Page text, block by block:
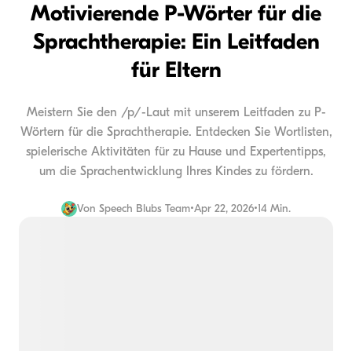
Motivierende P-Wörter für die
Sprachtherapie: Ein Leitfaden
für Eltern
Meistern Sie den /p/-Laut mit unserem Leitfaden zu P-
Wörtern für die Sprachtherapie. Entdecken Sie Wortlisten,
spielerische Aktivitäten für zu Hause und Expertentipps,
um die Sprachentwicklung Ihres Kindes zu fördern.
Von Speech Blubs Team•Apr 22, 2026•14 Min.